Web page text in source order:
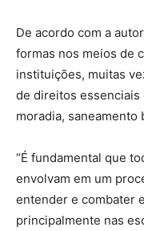
De acordo com a
formas nos meios de
instituições, muitas
de direitos essenciais
moradia, saneamento
“É fundamental que
envolvam em um
entender e combater
principalmente nas